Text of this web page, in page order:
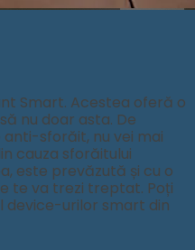
Smart. Acestea oferă o
nu doar asta. De
sforăit, nu vei mai
cauza sforăitului
este prevăzută și cu o
te va trezi treptat. Poți
device-urilor smart din